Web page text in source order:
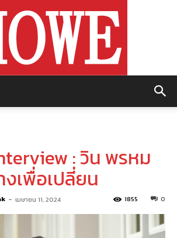
: วิน พรหม
เพื่อเปลี่ยน
- เมษายน 11, 2024 0
1855